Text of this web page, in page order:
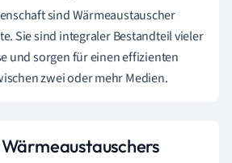
sind Wärmeaustauscher
Sie sind integraler Bestandteil vieler
und sorgen für einen effizienten
zwei oder mehr Medien.